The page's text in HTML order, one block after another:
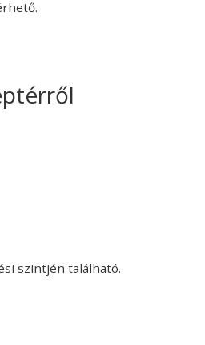
szintjén található.